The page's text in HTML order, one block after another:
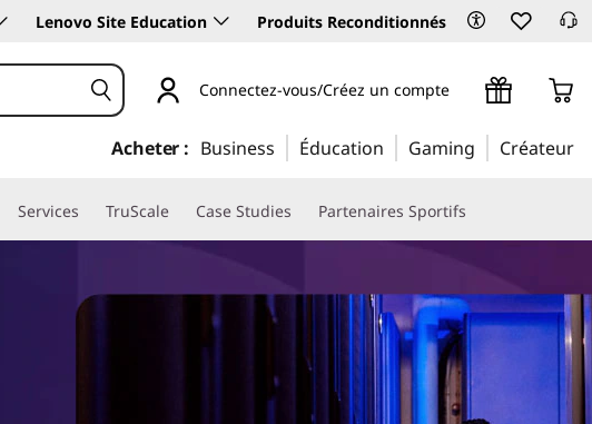
Lenovo Site Education Produits Reconditionnés
Connectez-vous/Créez un compte
Acheter : Business Éducation Gaming Créateur
Services TruScale Case Studies Partenaires Sportifs